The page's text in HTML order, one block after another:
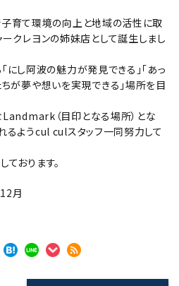
育て環境の向上と地域の活性に取
ークレヨンの姉妹店として誕生しまし
し阿波の魅力が発見できる」「あっ
ちが夢や想いを実現できる」場所を目
（目印となる場所）とな
るようcul culスタッフ一同努力して
おります。
月